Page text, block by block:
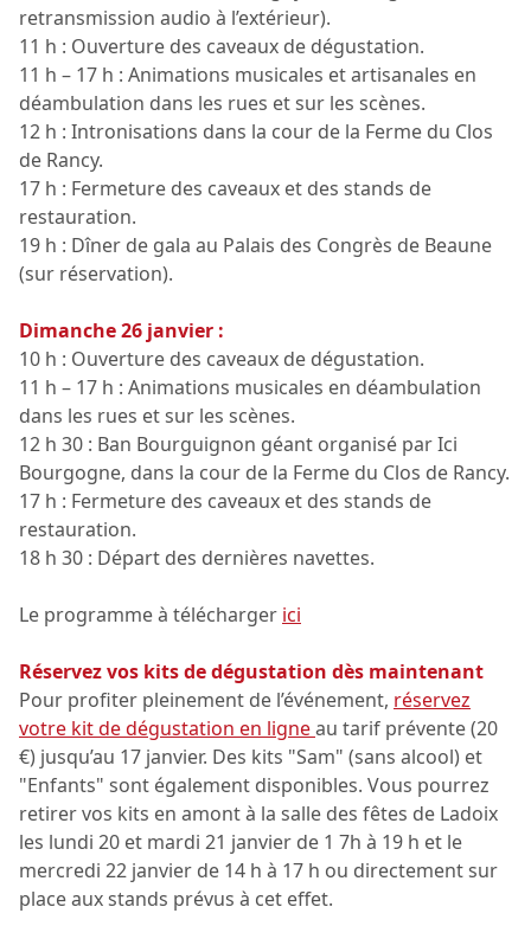
retransmission audio à l’extérieur).
11 h : Ouverture des caveaux de dégustation.
11 h – 17 h : Animations musicales et artisanales en
déambulation dans les rues et sur les scènes.
12 h : Intronisations dans la cour de la Ferme du Clos
de Rancy.
17 h : Fermeture des caveaux et des stands de
restauration.
19 h : Dîner de gala au Palais des Congrès de Beaune
(sur réservation).
Dimanche 26 janvier :
10 h : Ouverture des caveaux de dégustation.
11 h – 17 h : Animations musicales en déambulation
dans les rues et sur les scènes.
12 h 30 : Ban Bourguignon géant organisé par Ici
Bourgogne, dans la cour de la Ferme du Clos de Rancy.
17 h : Fermeture des caveaux et des stands de
restauration.
18 h 30 : Départ des dernières navettes.
Le programme à télécharger ici
Réservez vos kits de dégustation dès maintenant
Pour profiter pleinement de l’événement, réservez
votre kit de dégustation en ligneau tarif prévente (20
€) jusqu’au 17 janvier. Des kits "Sam" (sans alcool) et
"Enfants" sont également disponibles. Vous pourrez
retirer vos kits en amont à la salle des fêtes de Ladoix
les lundi 20 et mardi 21 janvier de 1 7h à 19 h et le
mercredi 22 janvier de 14 h à 17 h ou directement sur
place aux stands prévus à cet effet.